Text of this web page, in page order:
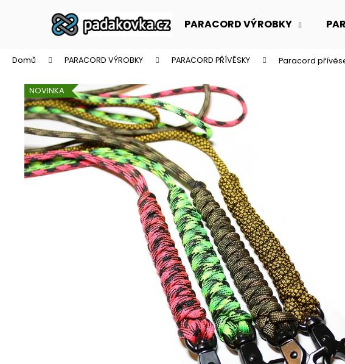
PARACORD VÝROBKY
Domů PARACORD VÝROBKY PARACORD PŘÍVĚSKY Paracord
NOVINKA
Zpět
obchodu
Zpět
obchodu
Co